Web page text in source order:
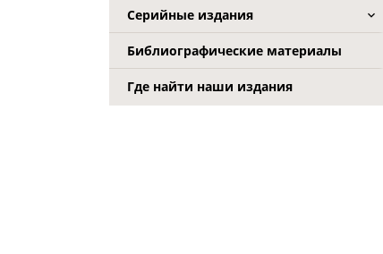
Серийные издания
Библиографические материалы
Где найти наши издания